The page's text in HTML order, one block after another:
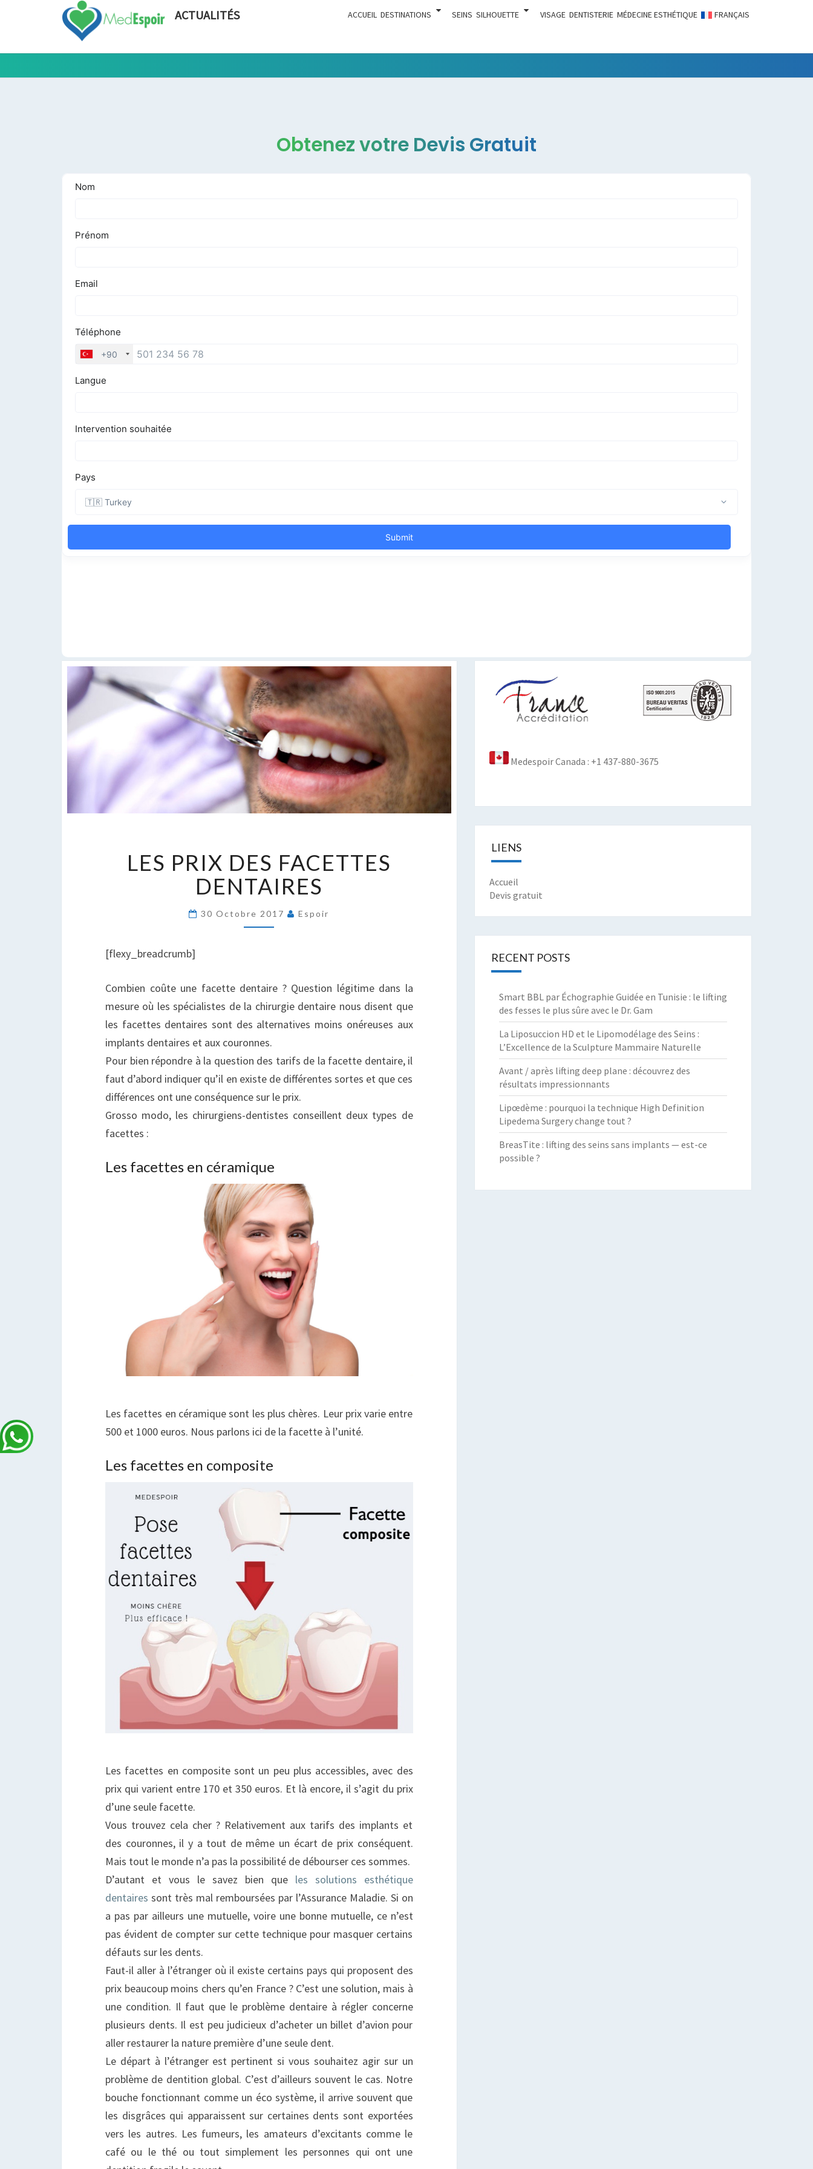
ACTUALITÉS ACCUEIL DESTINATIONS SEINS SILHOUETTE VISAGE DENTISTERIE MÉDECINE ESTHÉTIQUE FRANÇAIS
Tout Ce
Chirurgie
Esthétique
Obtenez votre Devis Gratuit
PRIX
DES
FACETTES
LES PRIX DES FACETTES
DENTAIRES
30 Octobre 2017 Espoir
[flexy_breadcrumb]
Combien coûte une facette dentaire ? Question légitime dans la
mesure où les spécialistes de la chirurgie dentaire nous disent que
les facettes dentaires sont des alternatives moins onéreuses aux
implants dentaires et aux couronnes.
Pour bien répondre à la question des tarifs de la facette dentaire, il
faut d’abord indiquer qu’il en existe de différentes sortes et que ces
différences ont une conséquence sur le prix.
Grosso modo, les chirurgiens-dentistes conseillent deux types de
facettes :
Les facettes en céramique
Les facettes en céramique sont les plus chères. Leur prix varie entre
500 et 1000 euros. Nous parlons ici de la facette à l’unité.
Les facettes en composite
Les facettes en composite sont un peu plus accessibles, avec des
prix qui varient entre 170 et 350 euros. Et là encore, il s’agit du prix
d’une seule facette.
Vous trouvez cela cher ? Relativement aux tarifs des implants et
des couronnes, il y a tout de même un écart de prix conséquent.
Mais tout le monde n’a pas la possibilité de débourser ces sommes.
D’autant et vous le savez bien que les solutions esthétique
dentaires sont très mal remboursées par l’Assurance Maladie. Si on
a pas par ailleurs une mutuelle, voire une bonne mutuelle, ce n’est
pas évident de compter sur cette technique pour masquer certains
défauts sur les dents.
Faut-il aller à l’étranger où il existe certains pays qui proposent des
prix beaucoup moins chers qu’en France ? C’est une solution, mais à
une condition. Il faut que le problème dentaire à régler concerne
plusieurs dents. Il est peu judicieux d’acheter un billet d’avion pour
aller restaurer la nature première d’une seule dent.
Le départ à l’étranger est pertinent si vous souhaitez agir sur un
problème de dentition global. C’est d’ailleurs souvent le cas. Notre
bouche fonctionnant comme un éco système, il arrive souvent que
les disgrâces qui apparaissent sur certaines dents sont exportées
vers les autres. Les fumeurs, les amateurs d’excitants comme le
café ou le thé ou tout simplement les personnes qui ont une
Medespoir Canada : +1 437-880-3675
LIENS
Accueil
Devis gratuit
RECENT POSTS
Smart BBL par Échographie Guidée en Tunisie : le lifting
des fesses le plus sûre avec le Dr. Gam
La Liposuccion HD et le Lipomodélage des Seins :
L’Excellence de la Sculpture Mammaire Naturelle
Avant / après lifting deep plane : découvrez des
résultats impressionnants
Lipœdème : pourquoi la technique High Definition
Lipedema Surgery change tout ?
BreasTite : lifting des seins sans implants — est-ce
possible ?